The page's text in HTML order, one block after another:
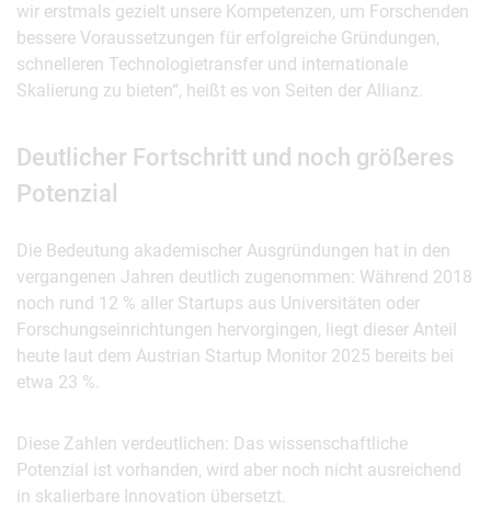
wir erstmals gezielt unsere Kompetenzen, um Forschenden
bessere Voraussetzungen für erfolgreiche Gründungen,
schnelleren Technologietransfer und internationale
Skalierung zu bieten“, heißt es von Seiten der Allianz.
Deutlicher Fortschritt und noch größeres
Potenzial
Die Bedeutung akademischer Ausgründungen hat in den
vergangenen Jahren deutlich zugenommen: Während 2018
noch rund 12 % aller Startups aus Universitäten oder
Forschungseinrichtungen hervorgingen, liegt dieser Anteil
heute laut dem Austrian Startup Monitor 2025 bereits bei
etwa 23 %.
Diese Zahlen verdeutlichen: Das wissenschaftliche
Potenzial ist vorhanden, wird aber noch nicht ausreichend
in skalierbare Innovation übersetzt.